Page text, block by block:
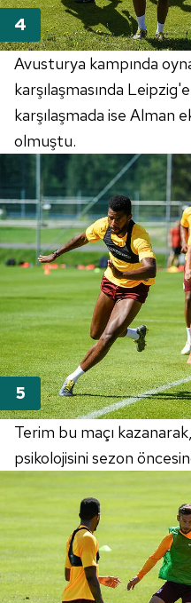
Avusturya kampında
karşılaşmasında
karşılaşmada ise Alman
olmuştu.
Terim bu maçı
psikolojisini sezon